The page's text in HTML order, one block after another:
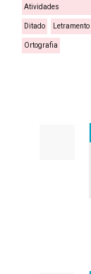
Atividades
Ditado Letramento
Ortografia